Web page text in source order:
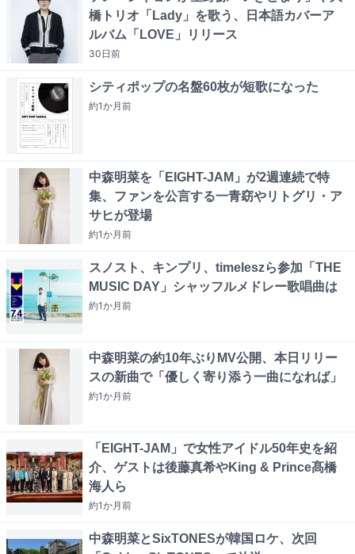
橋トリオ「Lady」を歌う、日本語カバーア
ルバム「LOVE」リリース
30日前
シティポップの名盤60枚が短歌になった
約1か月前
中森明菜を「EIGHT-JAM」が2週連続で特
集、ファンを公言する一青窈やリトグリ・ア
サヒが登場
約1か月前
スノスト、キンプリ、timeleszら参加「THE
MUSIC DAY」シャッフルメドレー歌唱曲は
約1か月前
中森明菜の約10年ぶりMV公開、本日リリー
スの新曲で「優しく寄り添う一曲になれば」
約1か月前
「EIGHT-JAM」で女性アイドル50年史を紹
介、ゲストは後藤真希やKing & Prince髙橋
海人ら
約1か月前
中森明菜とSixTONESが韓国ロケ、次回